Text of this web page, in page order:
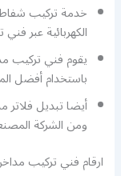
خدمة تركيب
الكهربائية عبر
يقوم فني تركيب
باستخدام أفضل
أيضا تبديل فلاتر
ومن الشركة
ارقام فني تركيب